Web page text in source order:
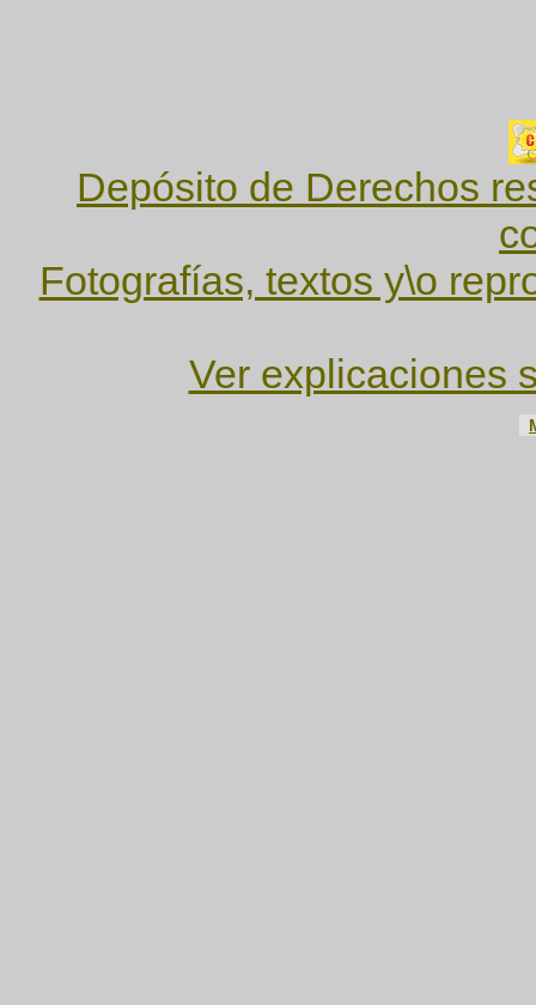
Depósito de Derechos
Fotografías, textos y\o
Ver explicaciones